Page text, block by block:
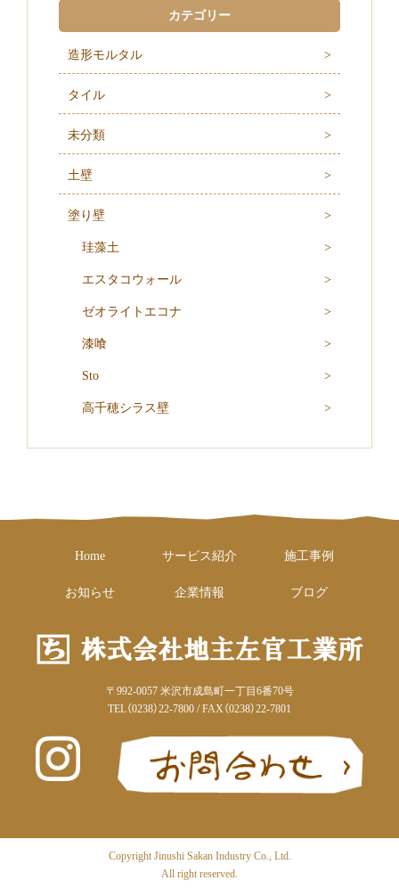
カテゴリー
造形モルタル
タイル
未分類
土壁
塗り壁
珪藻土
エスタコウォール
ゼオライトエコナ
漆喰
Sto
高千穂シラス壁
Home サービス紹介 施工事例
お知らせ 企業情報 ブログ
〒992-0057 米沢市成島町一丁目6番70号
TEL（0238）22-7800 / FAX（0238）22-7801
Copyright Jinushi Sakan Industry Co., Ltd.
All right reserved.